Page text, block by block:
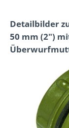
Detailbilder
50 mm (2")